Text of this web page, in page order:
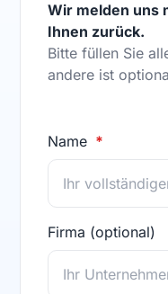
Wir melden uns
Ihnen zurück.
Bitte füllen Sie
andere ist
Name
Firma (optional)